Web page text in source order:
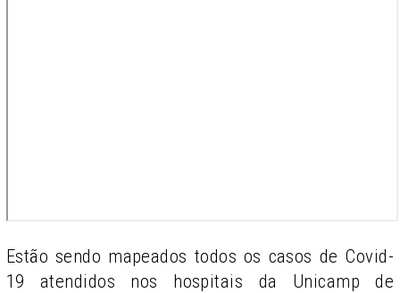
Estão sendo mapeados todos os casos de Covid-
19 atendidos nos hospitais da Unicamp de